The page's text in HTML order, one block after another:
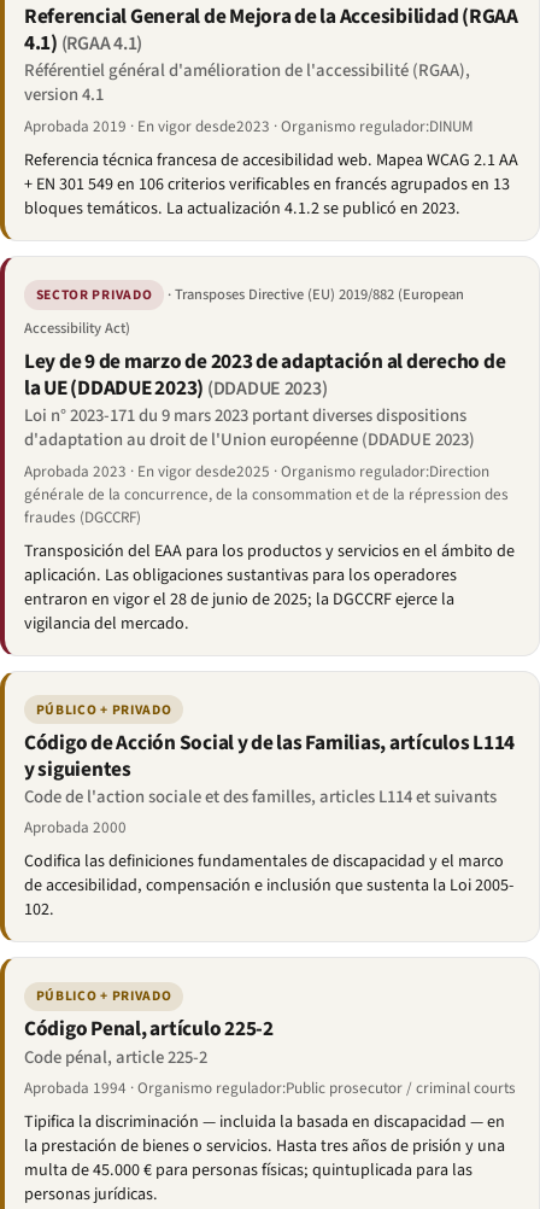
Referencial General de Mejora de la Accesibilidad (RGAA
4.1) (RGAA 4.1)
Référentiel général d'amélioration de l'accessibilité (RGAA),
version 4.1
Aprobada 2019 · En vigor desde2023 · Organismo regulador:DINUM
Referencia técnica francesa de accesibilidad web. Mapea WCAG 2.1 AA
+ EN 301 549 en 106 criterios verificables en francés agrupados en 13
bloques temáticos. La actualización 4.1.2 se publicó en 2023.
SECTOR PRIVADO
· Transposes Directive (EU) 2019/882 (European
Accessibility Act)
Ley de 9 de marzo de 2023 de adaptación al derecho de
la UE (DDADUE 2023) (DDADUE 2023)
Loi n° 2023-171 du 9 mars 2023 portant diverses dispositions
d'adaptation au droit de l'Union européenne (DDADUE 2023)
Aprobada 2023 · En vigor desde2025 · Organismo regulador:Direction
générale de la concurrence, de la consommation et de la répression des
fraudes (DGCCRF)
Transposición del EAA para los productos y servicios en el ámbito de
aplicación. Las obligaciones sustantivas para los operadores
entraron en vigor el 28 de junio de 2025; la DGCCRF ejerce la
vigilancia del mercado.
PÚBLICO + PRIVADO
Código de Acción Social y de las Familias, artículos L114
y siguientes
Code de l'action sociale et des familles, articles L114 et suivants
Aprobada 2000
Codifica las definiciones fundamentales de discapacidad y el marco
de accesibilidad, compensación e inclusión que sustenta la Loi 2005-
102.
PÚBLICO + PRIVADO
Código Penal, artículo 225-2
Code pénal, article 225-2
Aprobada 1994 · Organismo regulador:Public prosecutor / criminal courts
Tipifica la discriminación — incluida la basada en discapacidad — en
la prestación de bienes o servicios. Hasta tres años de prisión y una
multa de 45.000 € para personas físicas; quintuplicada para las
personas jurídicas.